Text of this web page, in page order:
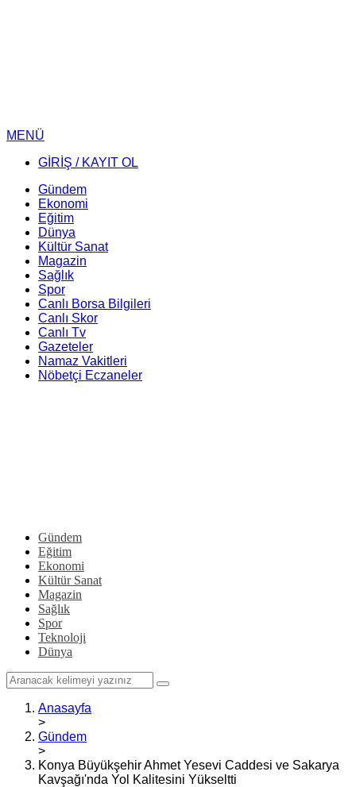
MENÜ
GİRİŞ / KAYIT OL
Gündem
Ekonomi
Eğitim
Dünya
Kültür Sanat
Magazin
Sağlık
Spor
Canlı Borsa Bilgileri
Canlı Skor
Canlı Tv
Gazeteler
Namaz Vakitleri
Nöbetçi Eczaneler
Gündem
Eğitim
Ekonomi
Kültür Sanat
Magazin
Sağlık
Spor
Teknoloji
Dünya
Anasayfa
>
Gündem
>
Konya Büyükşehir Ahmet Yesevi Caddesi ve Sakarya
Kavşağı'nda Yol Kalitesini Yükseltti